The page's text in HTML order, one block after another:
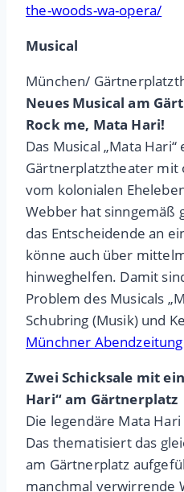
the-woods-wa-opera/
Musical
München/
Neues Musical am
Rock me, Mata Hari!
Das Musical „Mata
Gärtnerplatztheater mit
vom kolonialen
Webber hat sinngemäß
das Entscheidende an
könne auch über
hinweghelfen. Damit
Problem des Musicals
Schubring (Musik) und
Münchner Abendzeitung
Zwei Schicksale mit
Hari“ am Gärtnerplatz
Die legendäre Mata
Das thematisiert das
am Gärtnerplatz
manchmal verwirrende